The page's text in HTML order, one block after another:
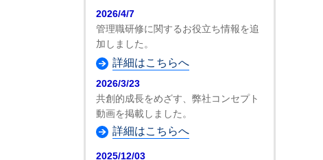
2026/4/7
管理職研修に関するお役立ち情報を追
加しました。
詳細はこちらへ
2026/3/23
共創的成長をめざす、弊社コンセプト
動画を掲載しました。
詳細はこちらへ
2025/12/03